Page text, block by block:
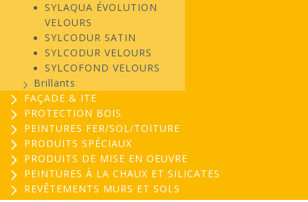
SYLAQUA ÉVOLUTION
VELOURS
SYLCODUR SATIN
SYLCODUR VELOURS
SYLCOFOND VELOURS
Brillants
FAÇADE & ITE
PROTECTION BOIS
PEINTURES FER/SOL/TOITURE
PRODUITS SPÉCIAUX
PRODUITS DE MISE EN OEUVRE
PEINTURES À LA CHAUX ET SILICATES
REVÊTEMENTS MURS ET SOLS